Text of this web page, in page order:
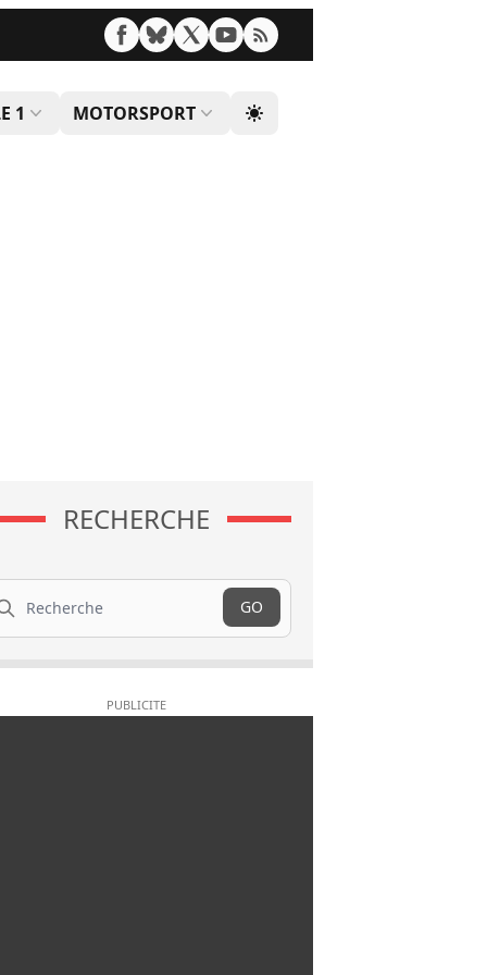
1 MOTORSPORT
RECHERCHE
GO